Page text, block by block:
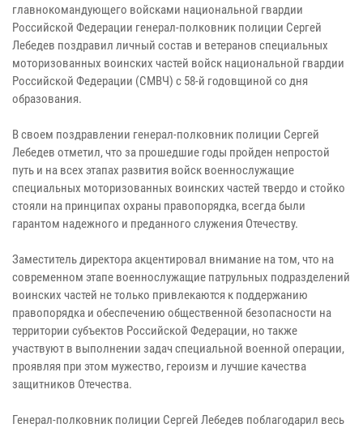
главнокомандующего войсками национальной гвардии
Российской Федерации генерал-полковник полиции Сергей
Лебедев поздравил личный состав и ветеранов специальных
моторизованных воинских частей войск национальной гвардии
Российской Федерации (СМВЧ) с 58-й годовщиной со дня
образования.
В своем поздравлении генерал-полковник полиции Сергей
Лебедев отметил, что за прошедшие годы пройден непростой
путь и на всех этапах развития войск военнослужащие
специальных моторизованных воинских частей твердо и стойко
стояли на принципах охраны правопорядка, всегда были
гарантом надежного и преданного служения Отечеству.
Заместитель директора акцентировал внимание на том, что на
современном этапе военнослужащие патрульных подразделений
воинских частей не только привлекаются к поддержанию
правопорядка и обеспечению общественной безопасности на
территории субъектов Российской Федерации, но также
участвуют в выполнении задач специальной военной операции,
проявляя при этом мужество, героизм и лучшие качества
защитников Отечества.
Генерал-полковник полиции Сергей Лебедев поблагодарил весь